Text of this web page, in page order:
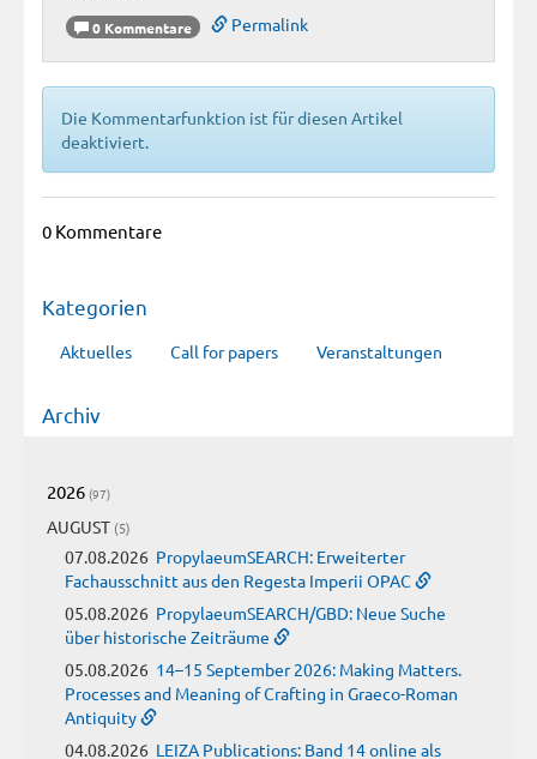
0 Kommentare Permalink
Die Kommentarfunktion ist für diesen Artikel
deaktiviert.
0 Kommentare
Kategorien
Aktuelles Call for papers Veranstaltungen
Archiv
2026 (97)
AUGUST (5)
07.08.2026 PropylaeumSEARCH: Erweiterter
Fachausschnitt aus den Regesta Imperii OPAC
05.08.2026 PropylaeumSEARCH/GBD: Neue Suche
über historische Zeiträume
05.08.2026 14–15 September 2026: Making Matters.
Processes and Meaning of Crafting in Graeco-Roman
Antiquity
04.08.2026 LEIZA Publications: Band 14 online als